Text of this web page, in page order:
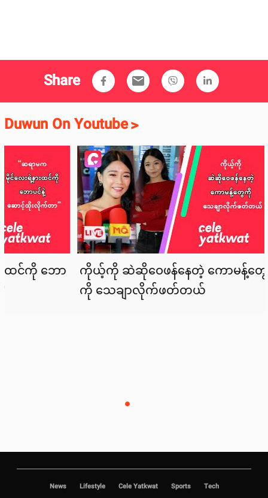
Share email
Duwun On Youtube>
News Lifestyle Cele Yatkwat Sports Tech